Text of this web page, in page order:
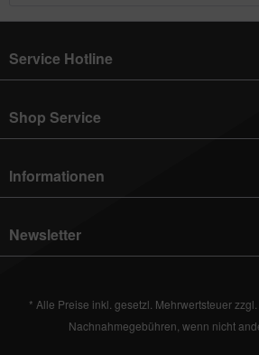
Service Hotline
Shop Service
Informationen
Newsletter
* Alle Preise inkl. gesetzl. Mehrwertsteuer zzgl.
Nachnahmegebühren, wenn nicht